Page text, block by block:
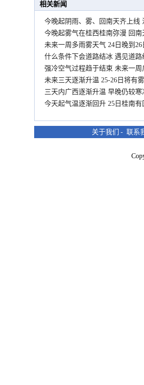
相关新闻
今晚起阴雨、雾、回南天齐上线
今晚起雾气在桂西桂南弥漫 回
未来一周多雨雾天气 24日晚到
什么条件下会道路结冰 遇见道路
强冷空气过程趋于结束 未来一
未来三天逐渐升温 25-26日将有
三天内广西逐渐升温 早晚仍较寒
今天起气温逐渐回升 25日桂南
关于我们 - 联系